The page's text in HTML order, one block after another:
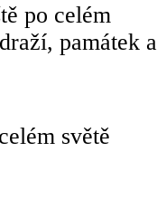
po celém
památek a
světě